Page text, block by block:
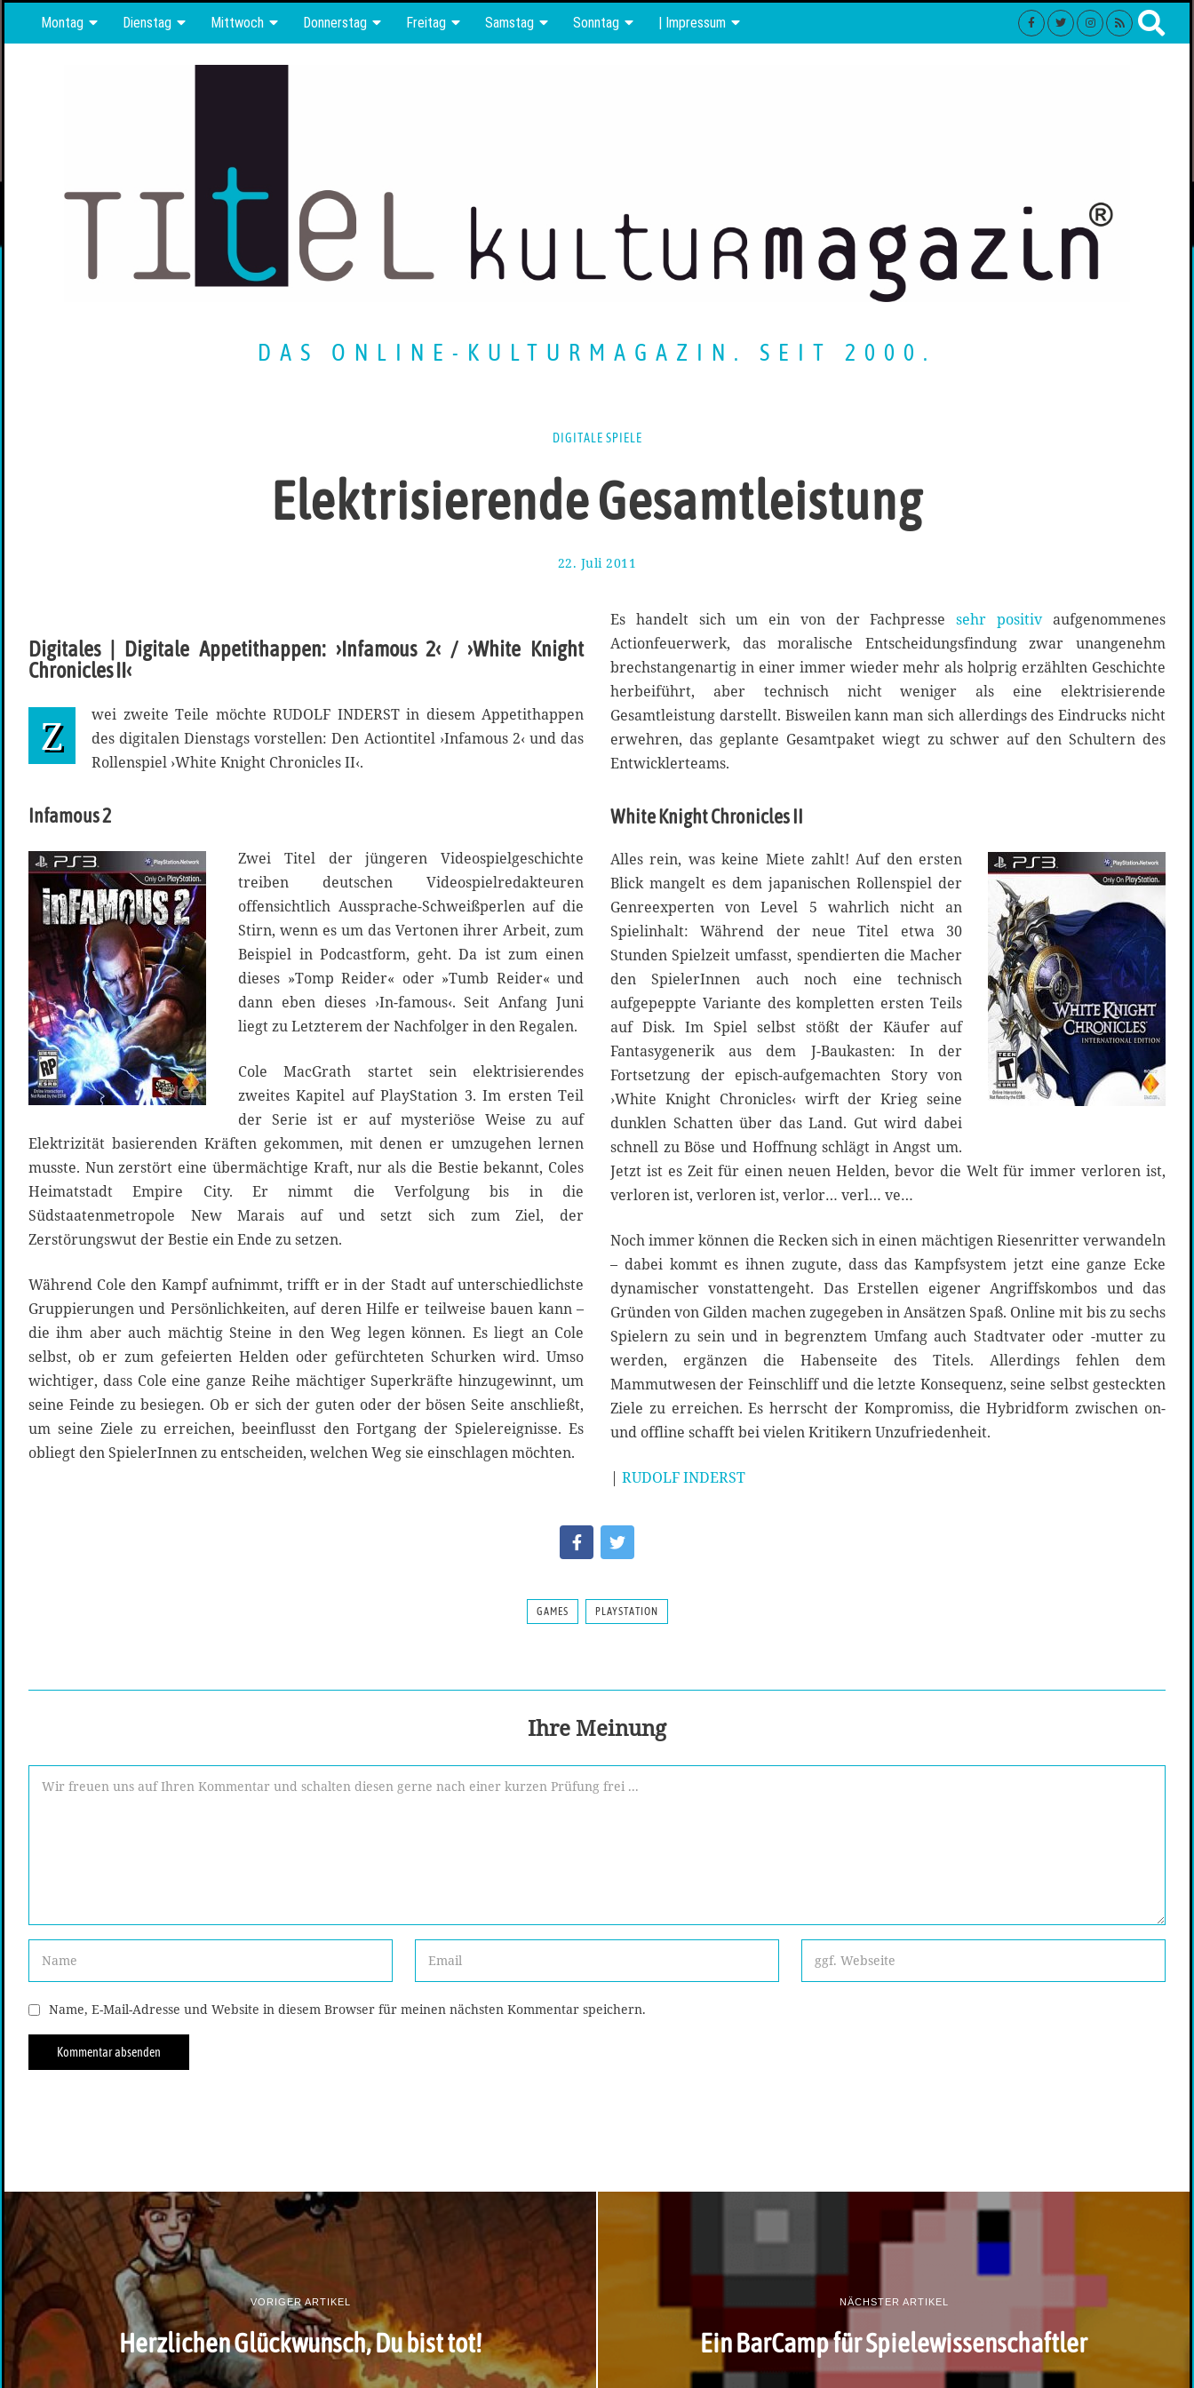
Montag Dienstag Mittwoch Donnerstag Freitag Samstag Sonntag | Impressum
DAS ONLINE-KULTURMAGAZIN. SEIT 2000.
DIGITALE SPIELE
Elektrisierende Gesamtleistung
22. Juli 2011
S
p
t
e
b
e
r
1
Digitales | Digitale Appetithappen: ›Infamous 2‹ / ›White Knight
Chronicles II‹
Z
wei zweite Teile möchte RUDOLF INDERST in diesem Appetithappen
des digitalen Dienstags vorstellen: Den Actiontitel ›Infamous 2‹ und das
Rollenspiel ›White Knight Chronicles II‹.
Infamous 2
Zwei Titel der jüngeren Videospielgeschichte
treiben deutschen Videospielredakteuren
offensichtlich Aussprache-Schweißperlen auf die
Stirn, wenn es um das Vertonen ihrer Arbeit, zum
Beispiel in Podcastform, geht. Da ist zum einen
dieses »Tomp Reider« oder »Tumb Reider« und
dann eben dieses ›In-famous‹. Seit Anfang Juni
liegt zu Letzterem der Nachfolger in den Regalen.
Cole MacGrath startet sein elektrisierendes
zweites Kapitel auf PlayStation 3. Im ersten Teil
der Serie ist er auf mysteriöse Weise zu auf
Elektrizität basierenden Kräften gekommen, mit denen er umzugehen lernen
musste. Nun zerstört eine übermächtige Kraft, nur als die Bestie bekannt, Coles
Heimatstadt Empire City. Er nimmt die Verfolgung bis in die
Südstaatenmetropole New Marais auf und setzt sich zum Ziel, der
Zerstörungswut der Bestie ein Ende zu setzen.
Während Cole den Kampf aufnimmt, trifft er in der Stadt auf unterschiedlichste
Gruppierungen und Persönlichkeiten, auf deren Hilfe er teilweise bauen kann –
die ihm aber auch mächtig Steine in den Weg legen können. Es liegt an Cole
selbst, ob er zum gefeierten Helden oder gefürchteten Schurken wird. Umso
wichtiger, dass Cole eine ganze Reihe mächtiger Superkräfte hinzugewinnt, um
seine Feinde zu besiegen. Ob er sich der guten oder der bösen Seite anschließt,
um seine Ziele zu erreichen, beeinflusst den Fortgang der Spielereignisse. Es
obliegt den SpielerInnen zu entscheiden, welchen Weg sie einschlagen möchten.
Es handelt sich um ein von der Fachpresse sehr positivaufgenommenes
Actionfeuerwerk, das moralische Entscheidungsfindung zwar unangenehm
brechstangenartig in einer immer wieder mehr als holprig erzählten Geschichte
herbeiführt, aber technisch nicht weniger als eine elektrisierende
Gesamtleistung darstellt. Bisweilen kann man sich allerdings des Eindrucks nicht
erwehren, das geplante Gesamtpaket wiegt zu schwer auf den Schultern des
Entwicklerteams.
White Knight Chronicles II
Alles rein, was keine Miete zahlt! Auf den ersten
Blick mangelt es dem japanischen Rollenspiel der
Genreexperten von Level 5 wahrlich nicht an
Spielinhalt: Während der neue Titel etwa 30
Stunden Spielzeit umfasst, spendierten die Macher
den SpielerInnen auch noch eine technisch
aufgepeppte Variante des kompletten ersten Teils
auf Disk. Im Spiel selbst stößt der Käufer auf
Fantasygenerik aus dem J-Baukasten: In der
Fortsetzung der episch-aufgemachten Story von
›White Knight Chronicles‹ wirft der Krieg seine
dunklen Schatten über das Land. Gut wird dabei
schnell zu Böse und Hoffnung schlägt in Angst um.
Jetzt ist es Zeit für einen neuen Helden, bevor die Welt für immer verloren ist,
verloren ist, verloren ist, verlor… verl… ve…
Noch immer können die Recken sich in einen mächtigen Riesenritter verwandeln
– dabei kommt es ihnen zugute, dass das Kampfsystem jetzt eine ganze Ecke
dynamischer vonstattengeht. Das Erstellen eigener Angriffskombos und das
Gründen von Gilden machen zugegeben in Ansätzen Spaß. Online mit bis zu sechs
Spielern zu sein und in begrenztem Umfang auch Stadtvater oder -mutter zu
werden, ergänzen die Habenseite des Titels. Allerdings fehlen dem
Mammutwesen der Feinschliff und die letzte Konsequenz, seine selbst gesteckten
Ziele zu erreichen. Es herrscht der Kompromiss, die Hybridform zwischen on-
und offline schafft bei vielen Kritikern Unzufriedenheit.
| RUDOLF INDERST
GAMES PLAYSTATION
Ihre Meinung
Name, E-Mail-Adresse und Website in diesem Browser für meinen nächsten Kommentar speichern.
VORIGER ARTIKEL
Herzlichen Glückwunsch, Du bist tot!
NÄCHSTER ARTIKEL
Ein BarCamp für Spielewissenschaftler